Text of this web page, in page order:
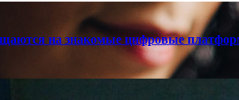
на знакомые цифровые